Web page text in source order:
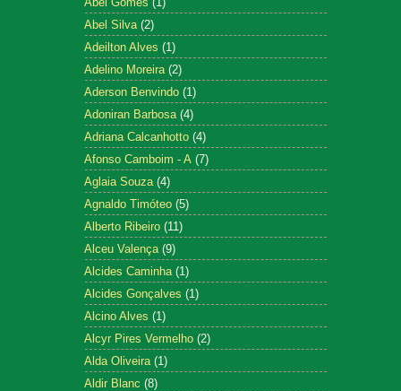
Abel Silva (2)
Adeilton Alves (1)
Adelino Moreira (2)
Aderson Benvindo (1)
Adoniran Barbosa (4)
Adriana Calcanhotto (4)
Afonso Camboim - A (7)
Aglaia Souza (4)
Agnaldo Timóteo (5)
Alberto Ribeiro (11)
Alceu Valença (9)
Alcides Caminha (1)
Alcides Gonçalves (1)
Alcino Alves (1)
Alcyr Pires Vermelho (2)
Alda Oliveira (1)
Aldir Blanc (8)